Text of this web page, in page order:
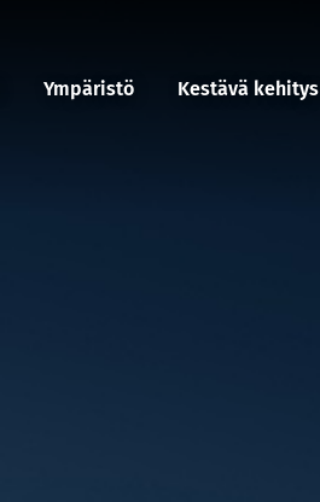
Ympäristö Kestävä kehitys